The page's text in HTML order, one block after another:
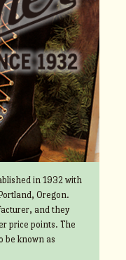
in 1932 with
Oregon.
and they
price points. The
be known as